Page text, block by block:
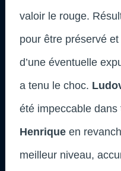
valoir le rouge.
pour être préservé
d’une éventuelle
a tenu le choc.
été impeccable
Henrique en
meilleur niveau,